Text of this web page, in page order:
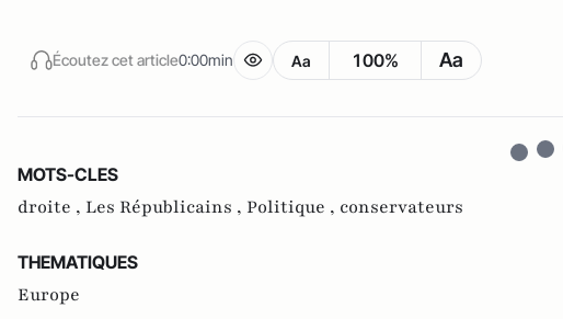
Écoutez cet article0:00min Aa 100% Aa
MOTS-CLES
droite , Les Républicains , Politique , conservateurs
THEMATIQUES
Europe